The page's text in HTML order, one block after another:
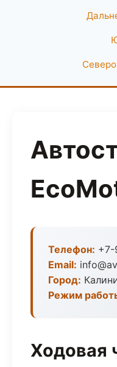
Телефон: +7-
Email:
Город:
Режим
Ходовая